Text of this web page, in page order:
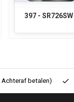
397 - SR726SW
Achteraf betalen)